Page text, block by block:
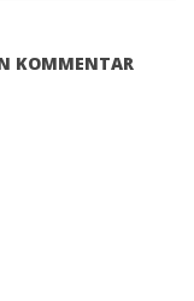
KOMMENTAR